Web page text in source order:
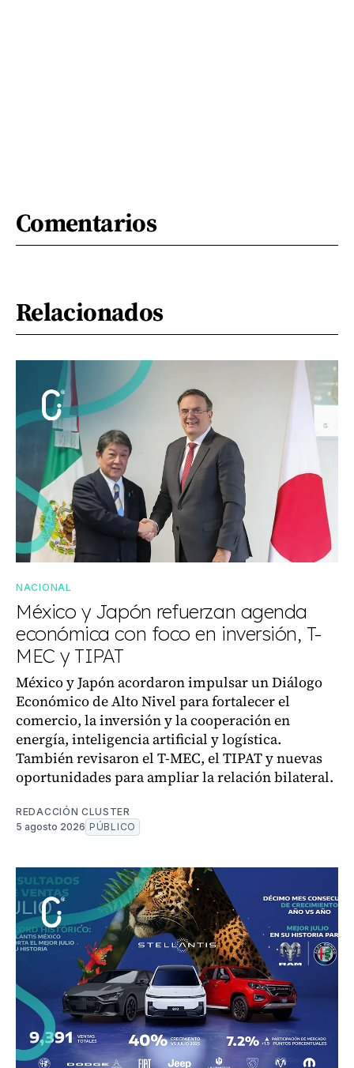
Comentarios
Relacionados
NACIONAL
México y Japón refuerzan agenda
económica con foco en inversión, T-
MEC y TIPAT
México y Japón acordaron impulsar un Diálogo
Económico de Alto Nivel para fortalecer el
comercio, la inversión y la cooperación en
energía, inteligencia artificial y logística.
También revisaron el T-MEC, el TIPAT y nuevas
oportunidades para ampliar la relación bilateral.
REDACCIÓN CLUSTER
5 agosto 2026 PÚBLICO